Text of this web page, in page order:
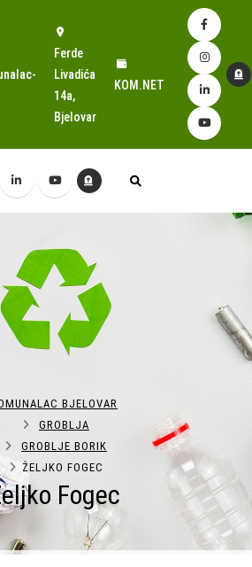
Ferde
Livadića
14a,
Bjelovar
KOM.NET
Fogec
BJELOVAR
GROBLJA
GROBLJE BORIK
ŽELJKO FOGEC